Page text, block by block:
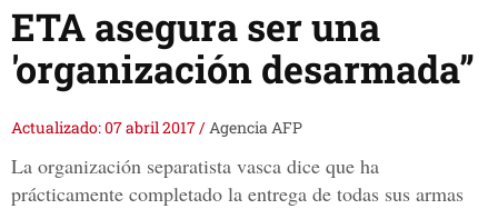
ETA asegura ser una
'organización desarmada”
Actualizado: 07 abril 2017/Agencia AFP
La organización separatista vasca dice que ha
prácticamente completado la entrega de todas sus armas